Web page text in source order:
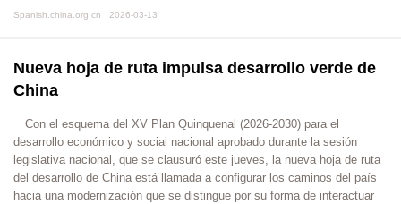
Spanish.china.org.cn 2026-03-13
Nueva hoja de ruta impulsa desarrollo verde de
China
Con el esquema del XV Plan Quinquenal (2026-2030) para el
desarrollo económico y social nacional aprobado durante la sesión
legislativa nacional, que se clausuró este jueves, la nueva hoja de ruta
del desarrollo de China está llamada a configurar los caminos del país
hacia una modernización que se distingue por su forma de interactuar